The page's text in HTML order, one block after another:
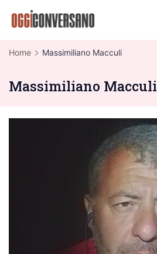
Home Massimiliano Macculi
Massimiliano Macculi